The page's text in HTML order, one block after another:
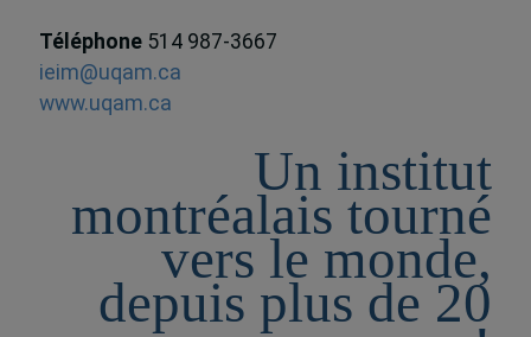
Téléphone 514 987-3667
ieim@uqam.ca
www.uqam.ca
Un institut
montréalais tourné
vers le monde,
depuis plus de 20